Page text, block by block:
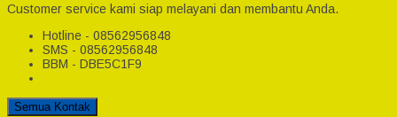
Customer service kami siap melayani dan membantu Anda.
Hotline - 08562956848
SMS - 08562956848
BBM - DBE5C1F9
Semua Kontak